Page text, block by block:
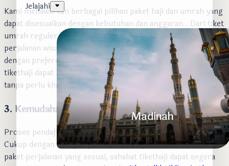
Jelajahi
Madinah
Kami menawarkan berbagai pilihan paket haji dan umrah yang
dapat disesuaikan dengan kebutuhan dan anggaran . Dari tiket
umrah reguler hingga paket haji plus yang mencakup
perjalanan wisata Islami, semua dapat diatur agar sesuai
dengan preferensi. Dengan harga yang termurah, sahabat
tikethaji dapat mendapatkan pengalaman ibadah yang optimal
tanpa perlu khawatir tentang biaya.
3. Kemudahan Proses Pendaftaran
Proses pendaftaran di Tikethaji.comsangat mudah dan cepat.
Cukup dengan mengisi formulir pendaftaran dan memilih
paket perjalanan yang sesuai, sahabat tikethaji dapat segera